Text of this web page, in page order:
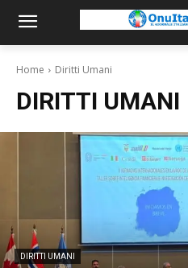
Home Diritti Umani
DIRITTI UMANI
DIRITTI UMANI